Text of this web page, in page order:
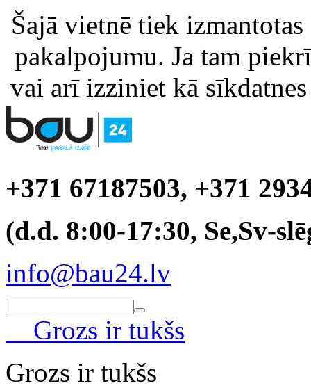
Šajā vietnē tiek
pakalpojumu. Ja tam
vai arī izziniet kā
+371 67187503, +371
(d.d. 8:00-17:30, Se,Sv-
info@bau24.lv
Grozs ir tukšs
Grozs ir tukšs